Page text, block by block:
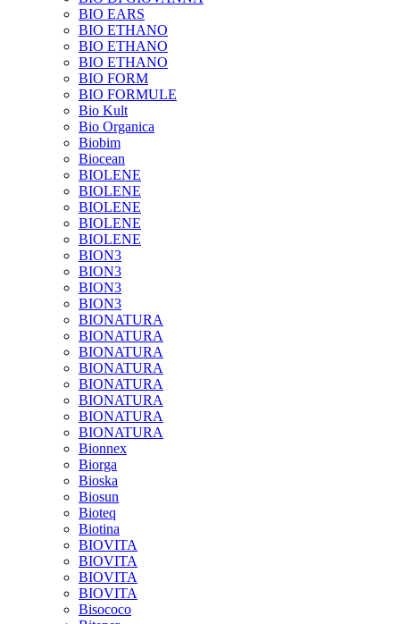
BIO EARS
BIO ETHANO
BIO ETHANO
BIO ETHANO
BIO FORM
BIO FORMULE
Bio Kult
Bio Organica
Biobim
Biocean
BIOLENE
BIOLENE
BIOLENE
BIOLENE
BIOLENE
BION3
BION3
BION3
BION3
BIONATURA
BIONATURA
BIONATURA
BIONATURA
BIONATURA
BIONATURA
BIONATURA
BIONATURA
Bionnex
Biorga
Bioska
Biosun
Bioteq
Biotina
BIOVITA
BIOVITA
BIOVITA
BIOVITA
Bisococo